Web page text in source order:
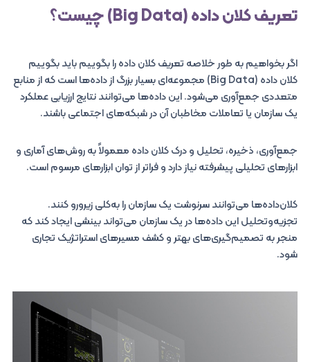
تعریف کلان‌ داده (Big Data) چیست؟
اگر بخواهیم به طور خلاصه تعریف کلان داده را بگوییم باید بگوییم
کلان داده (Big Data) مجموعه‌ای بسیار بزرگ از داده‌ها است که از منابع
متعددی جمع‌آوری می‌شود. این داده‌ها می‌توانند نتایج ارزیابی عملکرد
یک سازمان یا تعاملات مخاطبان آن در شبکه‌های اجتماعی باشند.
جمع‌آوری، ذخیره، تحلیل و درک کلان‌ داده معمولاً به روش‌های آماری و
ابزارهای تحلیلی پیشرفته نیاز دارد و فراتر از توان ابزارهای مرسوم است.
کلان‌داده‌ها می‌توانند سرنوشت یک سازمان را به‌کلی زیرورو کنند.
تجزیه‌وتحلیل این داده‌ها در یک سازمان می‌تواند بینشی ایجاد کند که
منجر به تصمیم‌گیری‌های بهتر و کشف مسیرهای استراتژیک تجاری
شود.